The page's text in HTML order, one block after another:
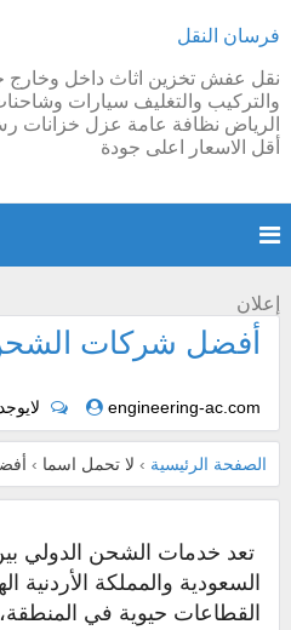
فرسان النقل
نقل عفش تخزين اثاث داخل وخارج
والتركيب والتغليف سيارات
الرياض نظافة عامة عزل
أقل الاسعار اعلى جودة
إعلان
engineering-ac.com
الصفحة الرئيسية › لا تحمل اسما ›
تعد خدمات الشحن الدولي
السعودية والمملكة الأردنية
القطاعات حيوية في